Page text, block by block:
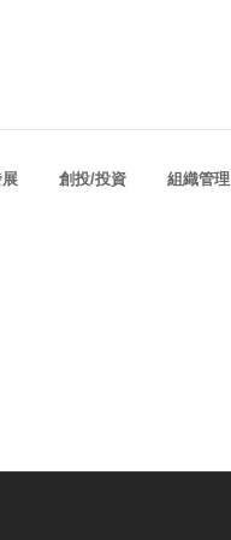
創投/投資 組織管理